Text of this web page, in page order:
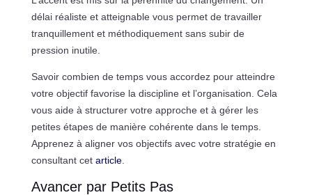
délai réaliste et atteignable vous permet de travailler
tranquillement et méthodiquement sans subir de
pression inutile.
Savoir combien de temps vous accordez pour atteindre
votre objectif favorise la discipline et l’organisation. Cela
vous aide à structurer votre approche et à gérer les
petites étapes de manière cohérente dans le temps.
Apprenez à aligner vos objectifs avec votre stratégie en
consultant cet article.
Avancer par Petits Pas